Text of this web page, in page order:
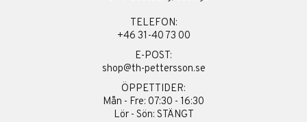
TELEFON:
+46 31-40 73 00
E-POST:
shop@th-pettersson.se
ÖPPETTIDER:
Mån - Fre: 07:30 - 16:30
Lör - Sön: STÄNGT